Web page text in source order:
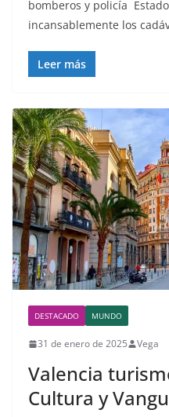
bomberos y policía
incansablemente los
Leer más
DESTACADO MUNDO
31 de enero de 2025 Vega
Valencia
Cultura y